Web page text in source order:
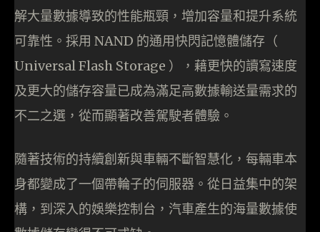
解大量數據導致的性能瓶頸，增加容量和提升系統
可靠性。採用 NAND 的通用快閃記憶體儲存（
Universal Flash Storage ），藉更快的讀寫速度
及更大的儲存容量已成為滿足高數據輸送量需求的
不二之選，從而顯著改善駕駛者體驗。
隨著技術的持續創新與車輛不斷智慧化，每輛車本
身都變成了一個帶輪子的伺服器。從日益集中的架
構，到深入的娛樂控制台，汽車產生的海量數據使